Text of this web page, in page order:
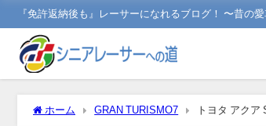
『免許返納後も』レーサーになれるブログ！ 〜昔の
ホーム GRAN TURISMO7 トヨタ アク